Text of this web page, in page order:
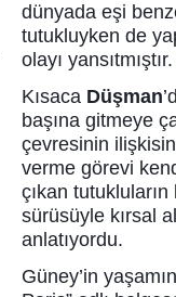
dünyada eşi
tutukluyken de
olayı yansıtmıştır.
Kısaca Düşman
başına gitmeye
çevresinin
verme görevi
çıkan
sürüsüyle kırsal
anlatıyordu.
Güney’in